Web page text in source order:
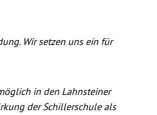
Wir setzen uns ein für
in den Lahnsteiner
der Schillerschule als